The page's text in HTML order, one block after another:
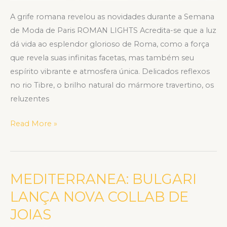
A grife romana revelou as novidades durante a Semana
de Moda de Paris ROMAN LIGHTS Acredita-se que a luz
dá vida ao esplendor glorioso de Roma, como a força
que revela suas infinitas facetas, mas também seu
espírito vibrante e atmosfera única. Delicados reflexos
no rio Tibre, o brilho natural do mármore travertino, os
reluzentes
Read More »
MEDITERRANEA: BULGARI
LANÇA NOVA COLLAB DE
JOIAS
MEDITERRANEA:
BULGARI
LANÇA
NOVA